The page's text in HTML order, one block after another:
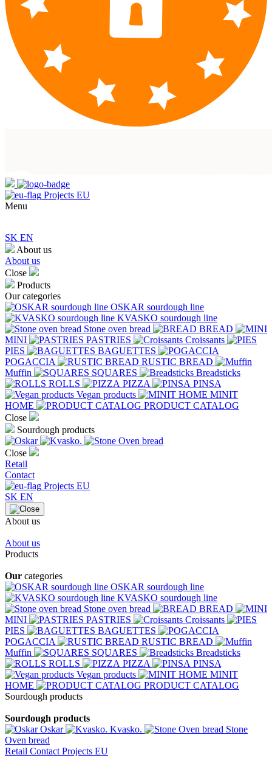
Projects EU
Menu
SK EN
About us
About us
Close
Products
Our categories
OSKAR sourdough line
KVASKO sourdough line
Stone oven bread
BREAD
MINI
PASTRIES
Croissants
PIES
BAGUETTES
POGACCIA
RUSTIC BREAD
Muffin
SQUARES
Breadsticks
ROLLS
PIZZA
PINSA
Vegan products
MINIT
HOME
PRODUCT CATALOG
Close
Sourdough products
Close
Retail
Contact
Projects EU
SK EN
About us
About us
Products
Our categories
OSKAR sourdough line
KVASKO sourdough line
Stone oven bread
BREAD
MINI
PASTRIES
Croissants
PIES
BAGUETTES
POGACCIA
RUSTIC BREAD
Muffin
SQUARES
Breadsticks
ROLLS
PIZZA
PINSA
Vegan products
MINIT
HOME
PRODUCT CATALOG
Sourdough products
Sourdough products
Oskar
Kvasko.
Stone
Oven bread
Retail Contact Projects EU